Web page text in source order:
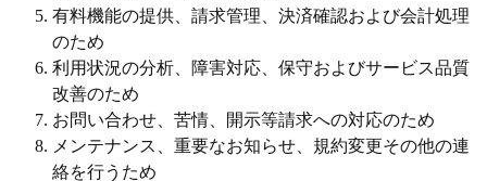
有料機能の提供、請求管理、決済確認および会計処理
のため
利用状況の分析、障害対応、保守およびサービス品質
改善のため
お問い合わせ、苦情、開示等請求への対応のため
メンテナンス、重要なお知らせ、規約変更その他の連
絡を行うため